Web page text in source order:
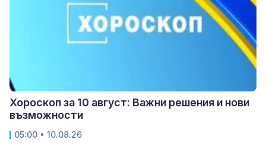
Хороскоп за 10 август: Важни решения и нови
възможности
05:00 • 10.08.26